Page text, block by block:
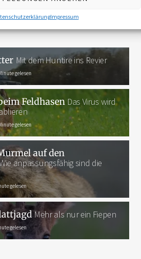
Impressum
Mit dem Huntire ins Revier
gelesen
Feldhasen Das Virus wird
gelesen
auf den
anpassungsfähig sind die
gelesen
Mehr als nur ein Fiepen
gelesen